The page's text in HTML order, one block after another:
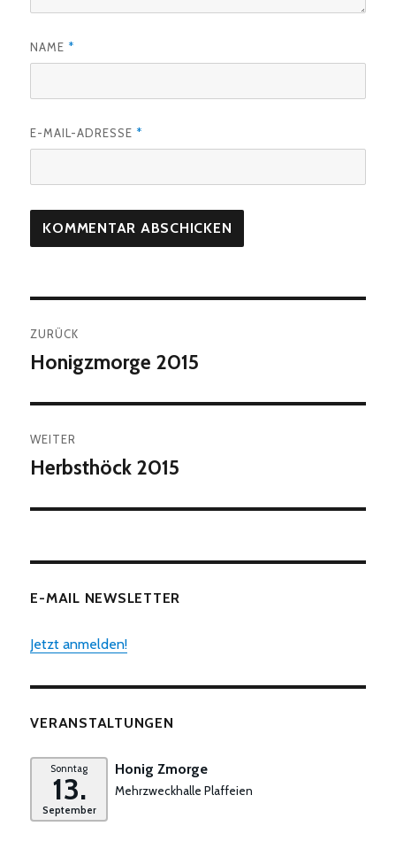
NAME *
E-MAIL-ADRESSE *
ZURÜCK
Vorheriger
Honigzmorge 2015
WEITER
Nächster
Herbsthöck 2015
E-MAIL NEWSLETTER
Jetzt anmelden!
VERANSTALTUNGEN
Sonntag
13.
September
Honig Zmorge
Mehrzweckhalle Plaffeien